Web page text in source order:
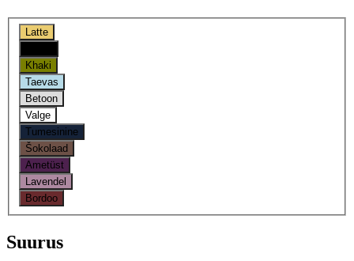
Latte
Khaki
Taevas
Betoon
Valge
Tumesinine
Šokolaad
Ametüst
Lavendel
Bordoo
Suurus